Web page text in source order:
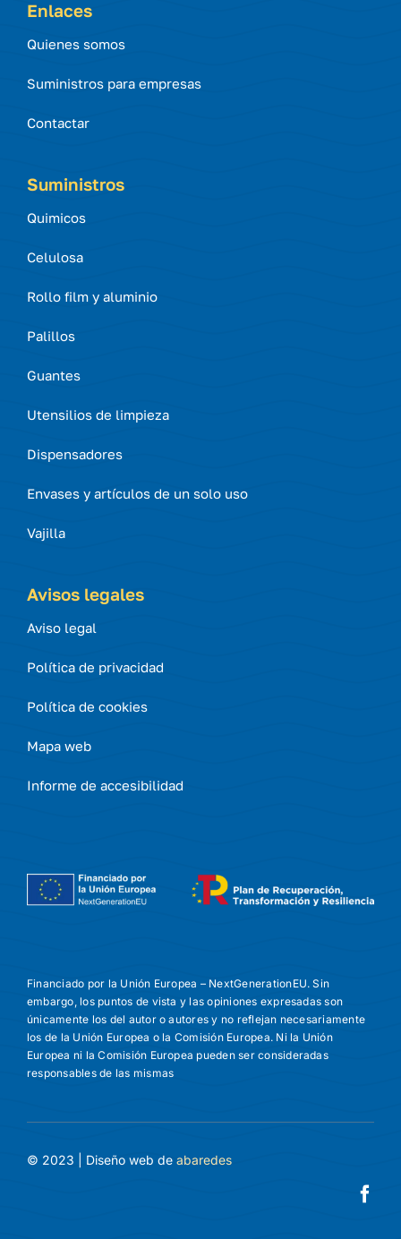
Enlaces
Quienes somos
Suministros para empresas
Contactar
Suministros
Quimicos
Celulosa
Rollo film y aluminio
Palillos
Guantes
Utensilios de limpieza
Dispensadores
Envases y artículos de un solo uso
Vajilla
Avisos legales
Aviso legal
Política de privacidad
Política de cookies
Mapa web
Informe de accesibilidad
Financiado por la Unión Europea – NextGenerationEU. Sin
embargo, los puntos de vista y las opiniones expresadas son
únicamente los del autor o autores y no reflejan necesariamente
los de la Unión Europea o la Comisión Europea. Ni la Unión
Europea ni la Comisión Europea pueden ser consideradas
responsables de las mismas
© 2023 | Diseño web de abaredes